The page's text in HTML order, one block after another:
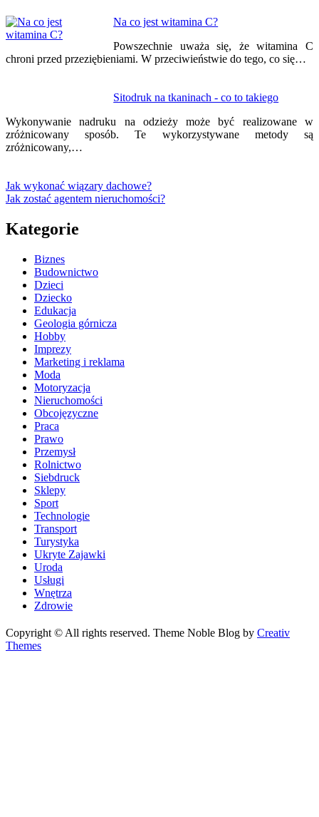
Na co jest witamina C?
Powszechnie uważa się, że witamina C
chroni przed przeziębieniami. W przeciwieństwie do tego, co się…
Sitodruk na tkaninach - co to takiego
Wykonywanie nadruku na odzieży może być realizowane w
zróżnicowany sposób. Te wykorzystywane metody są
zróżnicowany,…
Jak wykonać wiązary dachowe?
Jak zostać agentem nieruchomości?
Kategorie
Biznes
Budownictwo
Dzieci
Dziecko
Edukacja
Geologia górnicza
Hobby
Imprezy
Marketing i reklama
Moda
Motoryzacja
Nieruchomości
Obcojęzyczne
Praca
Prawo
Przemysł
Rolnictwo
Siebdruck
Sklepy
Sport
Technologie
Transport
Turystyka
Ukryte Zajawki
Uroda
Usługi
Wnętrza
Zdrowie
Copyright © All rights reserved. Theme Noble Blog by Creativ
Themes